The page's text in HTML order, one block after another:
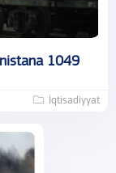
1049
İqtisadiyyat